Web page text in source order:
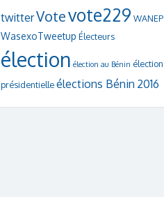
twitterVotevote229 WANEP
WasexoTweetup Électeurs
élection élection au Bénin élection
présidentielleélections Bénin 2016